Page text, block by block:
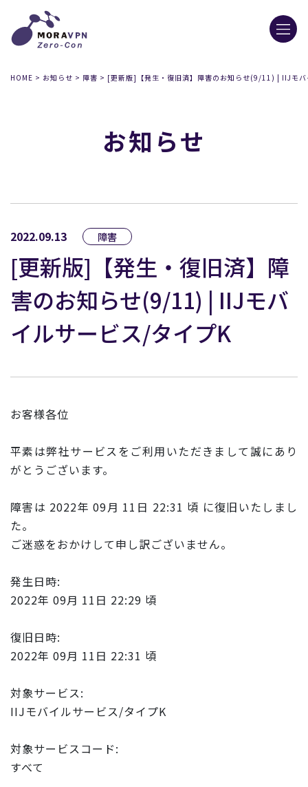
HOME > お知らせ > 障害 > [更新版]【発生・復旧済】障害のお知らせ(9/11) | IIJモ
お知らせ
2022.09.13 障害
[更新版]【発生・復旧済】障
害のお知らせ(9/11) | IIJモバ
イルサービス/タイプK
お客様各位
平素は弊社サービスをご利用いただきまして誠にあり
がとうございます。
障害は 2022年 09月 11日 22:31 頃 に復旧いたしまし
た。
ご迷惑をおかけして申し訳ございません。
発生日時:
2022年 09月 11日 22:29 頃
復旧日時:
2022年 09月 11日 22:31 頃
対象サービス:
IIJモバイルサービス/タイプK
対象サービスコード:
すべて